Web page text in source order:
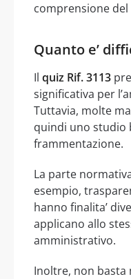
comprensione
Quanto e’
Il quiz Rif. 3113
significativa per
Tuttavia, molte
quindi uno studio
frammentazione.
La parte
esempio,
hanno finalita’
applicano allo
amministrativo.
Inoltre, non basta